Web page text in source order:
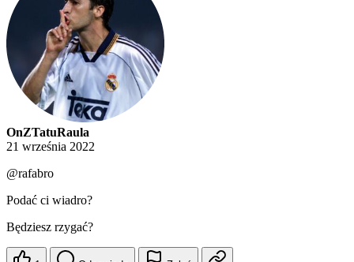
OnZTatuRaula
21 września 2022
@rafabro
Podać ci wiadro?
Będziesz rzygać?